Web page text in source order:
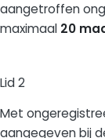
aangetroffen
maximaal 20
Lid 2
Met
aangegeven bij